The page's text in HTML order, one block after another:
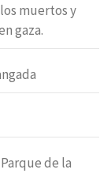
los muertos y
gaza.
de la